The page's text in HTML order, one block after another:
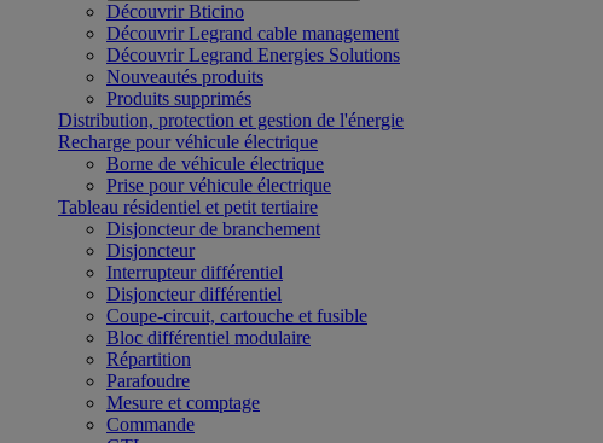
Découvrir Bticino
Découvrir Legrand cable management
Découvrir Legrand Energies Solutions
Nouveautés produits
Produits supprimés
Distribution, protection et gestion de l'énergie
Recharge pour véhicule électrique
Borne de véhicule électrique
Prise pour véhicule électrique
Tableau résidentiel et petit tertiaire
Disjoncteur de branchement
Disjoncteur
Interrupteur différentiel
Disjoncteur différentiel
Coupe-circuit, cartouche et fusible
Bloc différentiel modulaire
Répartition
Parafoudre
Mesure et comptage
Commande